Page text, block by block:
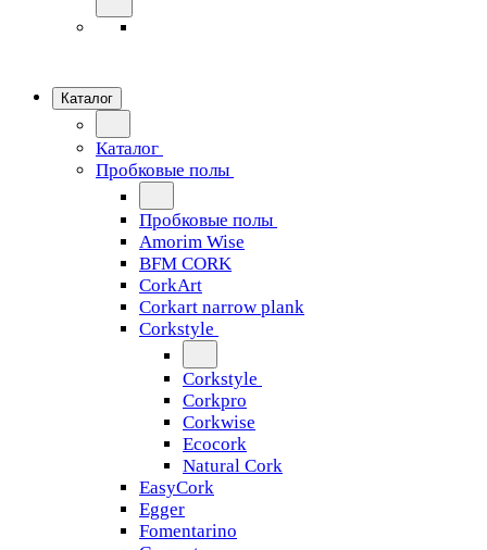
Каталог
Каталог
Пробковые полы
Пробковые полы
Amorim Wise
BFM CORK
CorkArt
Corkart narrow plank
Corkstyle
Corkstyle
Corkpro
Corkwise
Ecocork
Natural Cork
EasyCork
Egger
Fomentarino